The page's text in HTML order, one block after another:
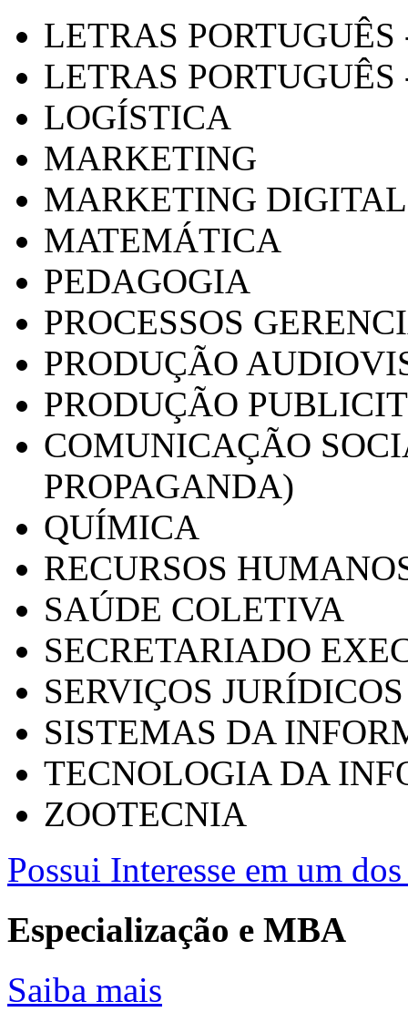
LETRAS
LETRAS PORTUGUÊS
LOGÍSTICA
MARKETING
MARKETING DIGITAL
MATEMÁTICA
PEDAGOGIA
PROCESSOS
PRODUÇÃO
PRODUÇÃO
COMUNICAÇÃO
PROPAGANDA)
QUÍMICA
RECURSOS
SAÚDE COLETIVA
SECRETARIADO
SERVIÇOS
SISTEMAS DA
TECNOLOGIA DA
ZOOTECNIA
Possui Interesse em um
Especialização e MBA
Saiba mais